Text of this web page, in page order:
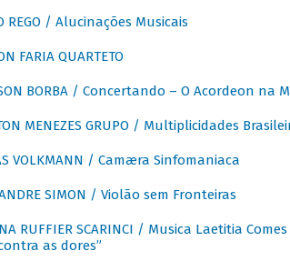
REGO / Alucinações Musicais
FARIA QUARTETO
BORBA / Concertando – O Acordeon na
MENEZES GRUPO / Multiplicidades
VOLKMANN / Camæra Sinfomaniaca
SIMON / Violão sem Fronteiras
RUFFIER SCARINCI / Musica Laetitia
as dores”